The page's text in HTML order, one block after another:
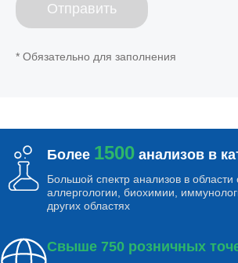
Отправить
* Обязательно для заполнения
Более 1500 анализов в
Большой спектр анализов в области
аллергологии, биохимии,
других областях
Свыше 750 розничных